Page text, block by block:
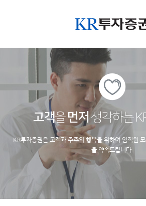
고객을먼저생각하는
KR투자증권은 고객과 주주의 행복을 위하여 임직원
을 약속드립니다.